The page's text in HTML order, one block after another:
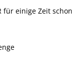
für einige Zeit